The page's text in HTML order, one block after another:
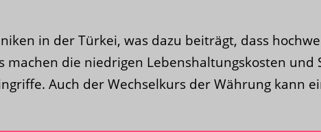
in der Türkei, was dazu beiträgt, dass
die niedrigen Lebenshaltungskosten und
Auch der Wechselkurs der Währung kann